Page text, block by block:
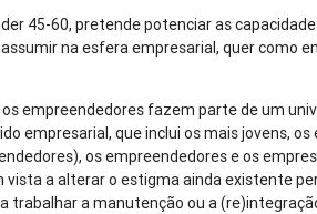
45-60, pretende potenciar as
na esfera empresarial, quer como
empreendedores fazem parte de um
empresarial, que inclui os mais jovens,
os empreendedores e os
vista a alterar o estigma ainda existente
trabalhar a manutenção ou a